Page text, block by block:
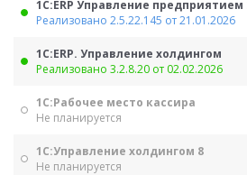
1С:ERP Управление предприятием
Реализовано 2.5.22.145 от 21.01.2026
1С:ERP. Управление холдингом
Реализовано 3.2.8.20 от 02.02.2026
1С:Рабочее место кассира
Не планируется
1С:Управление холдингом 8
Не планируется